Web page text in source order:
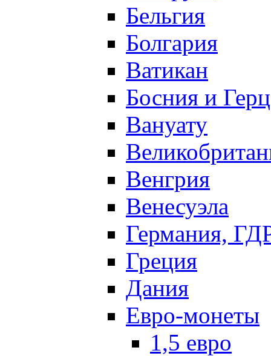
Бельгия
Болгария
Ватикан
Босния и
Вануату
Венгрия
Венесуэла
Германия,
Греция
Дания
Евро-монеты
1,5 евро